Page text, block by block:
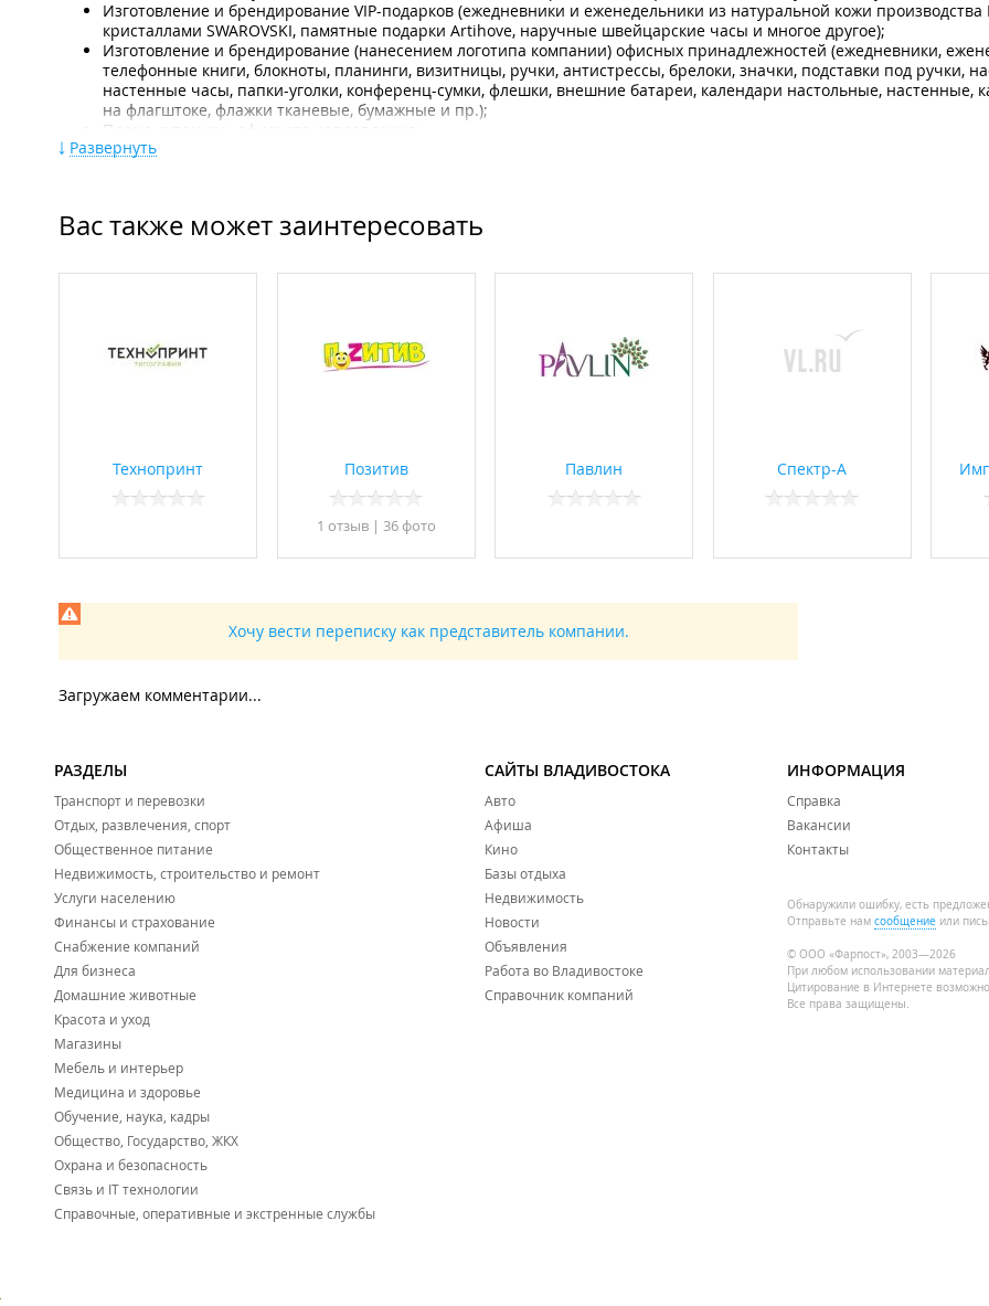
Изготовление и брендирование VIP-подарков (ежедневники и еженедельники из натуральной кожи производства
кристаллами SWAROVSKI, памятные подарки Artihove, наручные швейцарские часы и многое другое);
Изготовление и брендирование (нанесением логотипа компании) офисных принадлежностей (ежедневники,
телефонные книги, блокноты, планинги, визитницы, ручки, антистрессы, брелоки, значки, подставки под ручки,
настенные часы, папки-уголки, конференц-сумки, флешки, внешние батареи, календари настольные, настенные,
на флагштоке, флажки тканевые, бумажные и пр.);
Промо-сувениры офисного направления;
Разработка фирменного стиля компании, логотипа;
Наградная продукция (VIP-награды, наградные ленты, плакетки, вымпелы тканевые/бумажные, кубки, медали,
Брендирование (нанесение логотипа) сувенирной продукции (столовые приборы, посуда) из металла, дерева,
Развернуть
Вас также может заинтересовать
Технопринт Позитив
1 отзыв | 36 фото
Павлин Спектр-А
Хочу вести переписку как представитель компании.
Загружаем комментарии...
РАЗДЕЛЫ
Транспорт и перевозки
Отдых, развлечения, спорт
Общественное питание
Недвижимость, строительство и ремонт
Услуги населению
Финансы и страхование
Снабжение компаний
Для бизнеса
Домашние животные
Красота и уход
Магазины
Мебель и интерьер
Медицина и здоровье
Обучение, наука, кадры
Общество, Государство, ЖКХ
Охрана и безопасность
Связь и IT технологии
Справочные, оперативные и экстренные службы
САЙТЫ ВЛАДИВОСТОКА
Авто
Афиша
Кино
Базы отдыха
Недвижимость
Новости
Объявления
Работа во Владивостоке
Справочник компаний
ИНФОРМАЦИЯ
Справка
Вакансии
Контакты
Обнаружили ошибку, есть
Отправьте нам сообщение или
© ООО «Фарпост», 2003—2026
При любом использовании
Цитирование в Интернете
Все права защищены.